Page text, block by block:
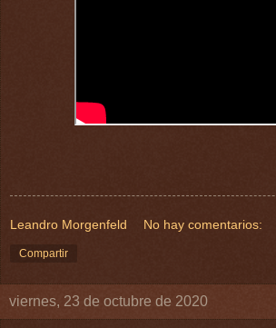
Leandro Morgenfeld No hay comentarios:
Compartir
viernes, 23 de octubre de 2020